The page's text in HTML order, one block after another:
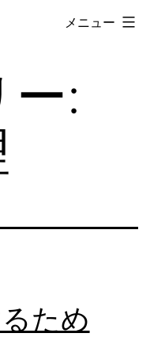
メニュー
ー:
ため